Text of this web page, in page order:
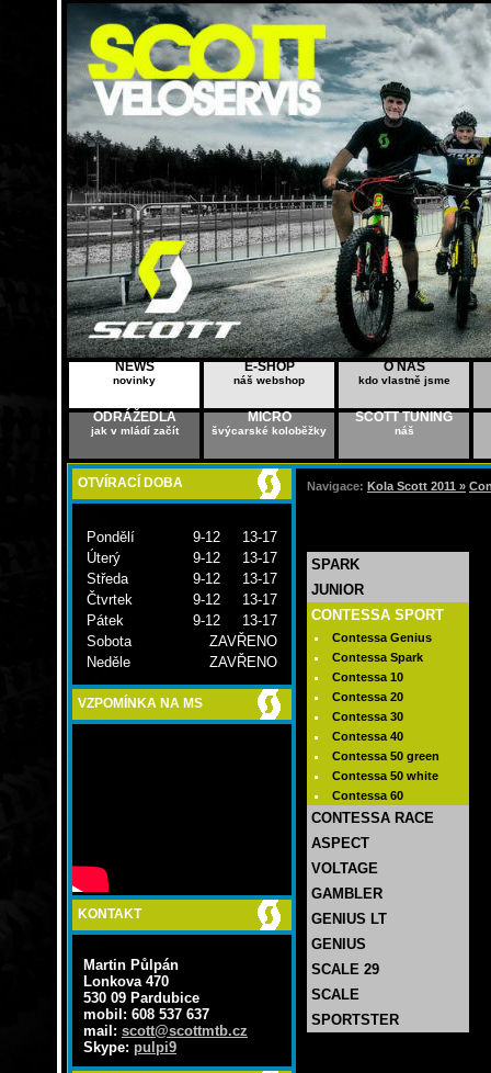
NEWS
novinky
E-SHOP
náš webshop
O NÁS
kdo vlastně jsme
ODRÁŽEDLA
jak v mládí začít
MICRO
švýcarské koloběžky
SCOTT TUNING
náš
OTVÍRACÍ DOBA
Pondělí
9-12 13-17
Úterý
9-12 13-17
Středa
9-12 13-17
Čtvrtek
9-12 13-17
Pátek
9-12 13-17
Sobota
ZAVŘENO
Neděle
ZAVŘENO
VZPOMÍNKA NA MS
KONTAKT
Martin Půlpán
Lonkova 470
530 09 Pardubice
mobil: 608 537 637
mail: scott@scottmtb.cz
Skype: pulpi9
Navigace: Kola Scott 2011 »
SPARK
JUNIOR
CONTESSA SPORT
Contessa Genius
Contessa Spark
Contessa 10
Contessa 20
Contessa 30
Contessa 40
Contessa 50 green
Contessa 50 white
Contessa 60
CONTESSA RACE
ASPECT
VOLTAGE
GAMBLER
GENIUS LT
GENIUS
SCALE 29
SCALE
SPORTSTER